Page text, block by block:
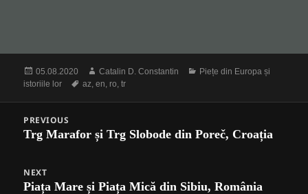
Posted
on
05.08.2020 Author
Catalin D. Constantin Categories
Piețe din Europa și
istoriile lor
Tags
az,en, ro,tr
navigation
PREVIOUS
Previous
Trg Marafor și Trg Slobode din Poreč, Croația
NEXT
Next
Piața Mare și Piața Mică din Sibiu, România